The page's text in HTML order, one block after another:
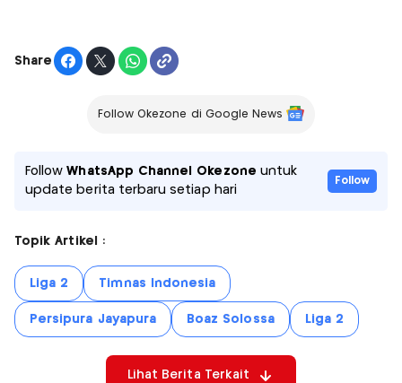
Share
Follow Okezone di Google News
FollowWhatsApp Channel Okezone untuk
update berita terbaru setiap hari
Follow
Topik Artikel :
Liga 2 Timnas Indonesia
Persipura Jayapura Boaz Solossa Liga 2
Lihat Berita Terkait